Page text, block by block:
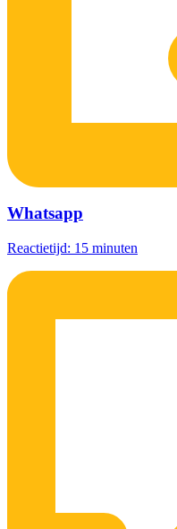
Whatsapp
Reactietijd: 15 minuten